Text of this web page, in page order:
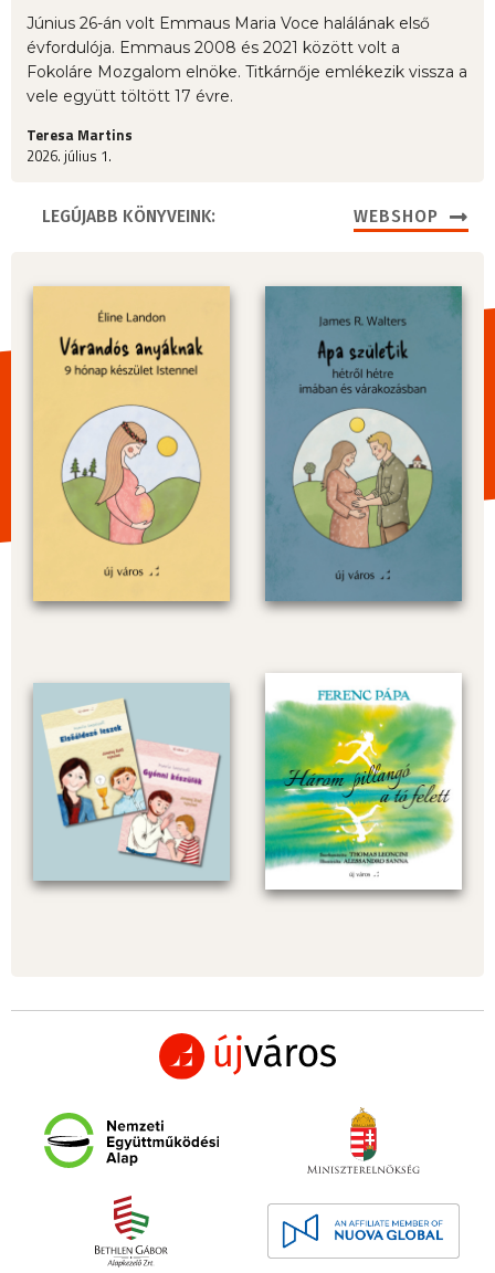
Június 26-án volt Emmaus Maria Voce halálának első
évfordulója. Emmaus 2008 és 2021 között volt a
Fokoláre Mozgalom elnöke. Titkárnője emlékezik vissza a
vele együtt töltött 17 évre.
Teresa Martins
2026. július 1.
LEGÚJABB KÖNYVEINK: WEBSHOP